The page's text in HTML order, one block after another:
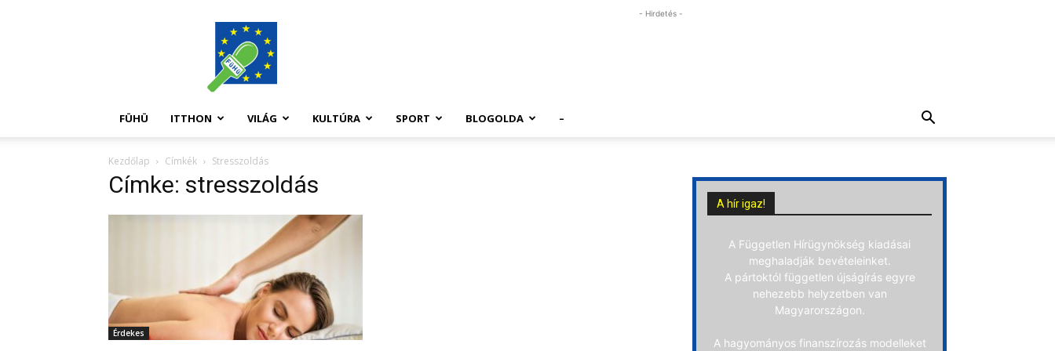
FüHü
- Hirdetés -
FÜHÜ ITTHON VILÁG KULTÚRA SPORT BLOGOLDA –
Kezdőlap Címkék Stresszoldás
Címke: stresszoldás
Érdekes
A hír igaz!
A Független Hírügynökség kiadásai
meghaladják bevételeinket.
A pártoktól független újságírás egyre
nehezebb helyzetben van
Magyarországon.
A hagyományos finanszírozás modelleket